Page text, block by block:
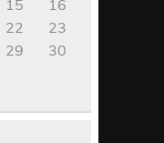
15
16
22
23
29
30